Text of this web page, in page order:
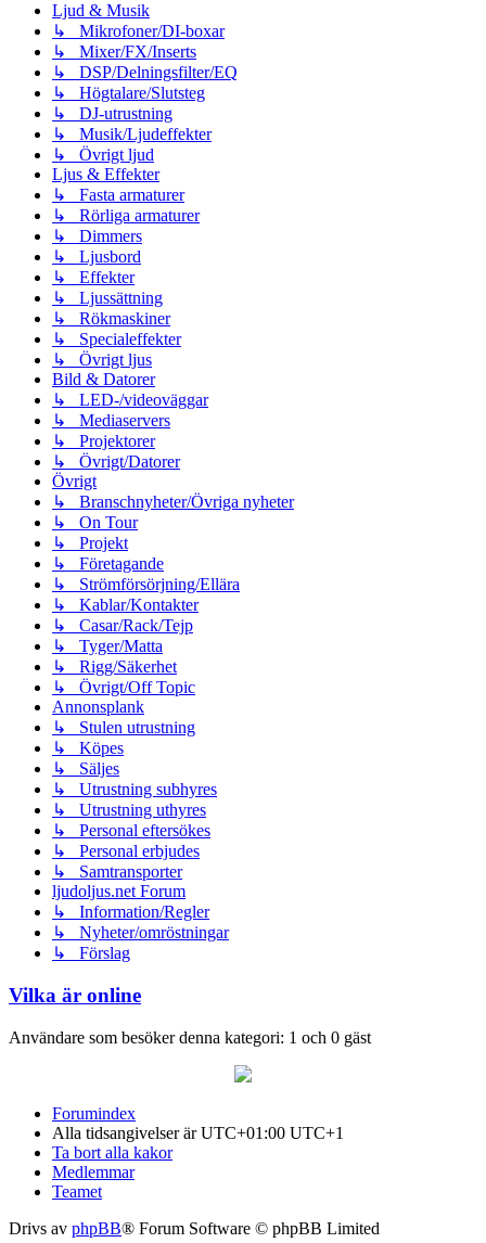
Ljud & Musik
↳ Mikrofoner/DI-boxar
↳ Mixer/FX/Inserts
↳ DSP/Delningsfilter/EQ
↳ Högtalare/Slutsteg
↳ DJ-utrustning
↳ Musik/Ljudeffekter
↳ Övrigt ljud
Ljus & Effekter
↳ Fasta armaturer
↳ Rörliga armaturer
↳ Dimmers
↳ Ljusbord
↳ Effekter
↳ Ljussättning
↳ Rökmaskiner
↳ Specialeffekter
↳ Övrigt ljus
Bild & Datorer
↳ LED-/videoväggar
↳ Mediaservers
↳ Projektorer
↳ Övrigt/Datorer
Övrigt
↳ Branschnyheter/Övriga nyheter
↳ On Tour
↳ Projekt
↳ Företagande
↳ Strömförsörjning/Ellära
↳ Kablar/Kontakter
↳ Casar/Rack/Tejp
↳ Tyger/Matta
↳ Rigg/Säkerhet
↳ Övrigt/Off Topic
Annonsplank
↳ Stulen utrustning
↳ Köpes
↳ Säljes
↳ Utrustning subhyres
↳ Utrustning uthyres
↳ Personal eftersökes
↳ Personal erbjudes
↳ Samtransporter
ljudoljus.net Forum
↳ Information/Regler
↳ Nyheter/omröstningar
↳ Förslag
Vilka är online
Användare som besöker denna kategori: 1 och 0 gäst
Forumindex
Alla tidsangivelser är UTC+01:00 UTC+1
Ta bort alla kakor
Medlemmar
Teamet
Drivs av phpBB® Forum Software © phpBB Limited